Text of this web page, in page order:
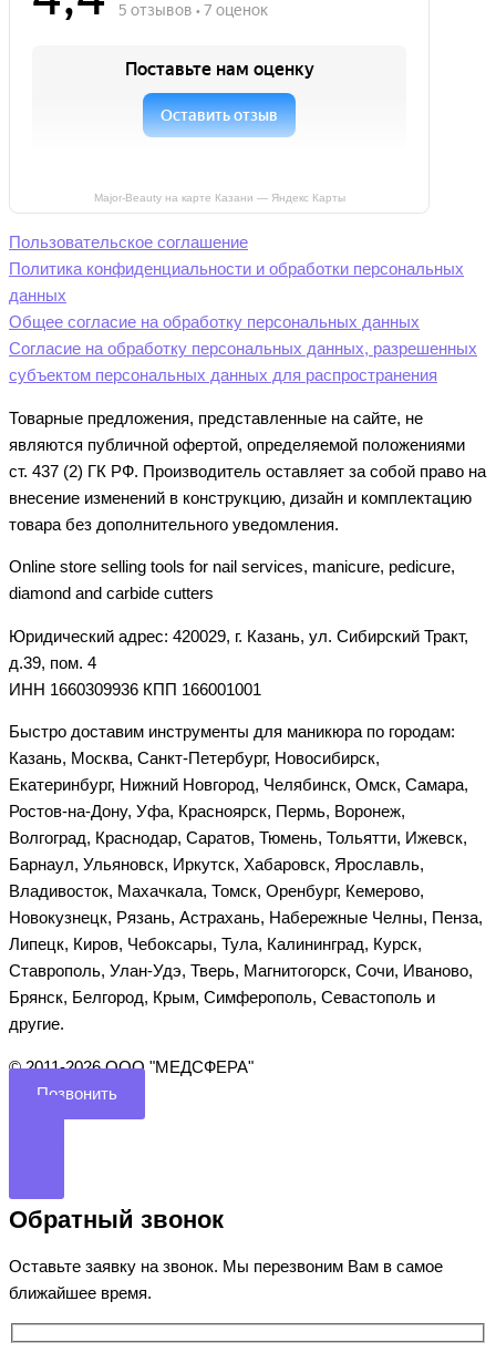
Major-Beauty на карте Казани — Яндекс Карты
Пользовательское соглашение
Политика конфиденциальности и обработки персональных
данных
Общее согласие на обработку персональных данных
Согласие на обработку персональных данных, разрешенных
субъектом персональных данных для распространения
Товарные предложения, представленные на сайте, не
являются публичной офертой, определяемой положениями
ст. 437 (2) ГК РФ. Производитель оставляет за собой право на
внесение изменений в конструкцию, дизайн и комплектацию
товара без дополнительного уведомления.
Online store selling tools for nail services, manicure, pedicure,
diamond and carbide cutters
Юридический адрес: 420029, г. Казань, ул. Сибирский Тракт,
д.39, пом. 4
ИНН 1660309936 КПП 166001001
Быстро доставим инструменты для маникюра по городам:
Казань, Москва, Санкт-Петербург, Новосибирск,
Екатеринбург, Нижний Новгород, Челябинск, Омск, Самара,
Ростов-на-Дону, Уфа, Красноярск, Пермь, Воронеж,
Волгоград, Краснодар, Саратов, Тюмень, Тольятти, Ижевск,
Барнаул, Ульяновск, Иркутск, Хабаровск, Ярославль,
Владивосток, Махачкала, Томск, Оренбург, Кемерово,
Новокузнецк, Рязань, Астрахань, Набережные Челны, Пенза,
Липецк, Киров, Чебоксары, Тула, Калининград, Курск,
Ставрополь, Улан-Удэ, Тверь, Магнитогорск, Сочи, Иваново,
Брянск, Белгород, Крым, Симферополь, Севастополь и
другие.
©️ 2011-2026 ООО "МЕДСФЕРА"
Позвонить
Обратный звонок
Оставьте заявку на звонок. Мы перезвоним Вам в самое
ближайшее время.